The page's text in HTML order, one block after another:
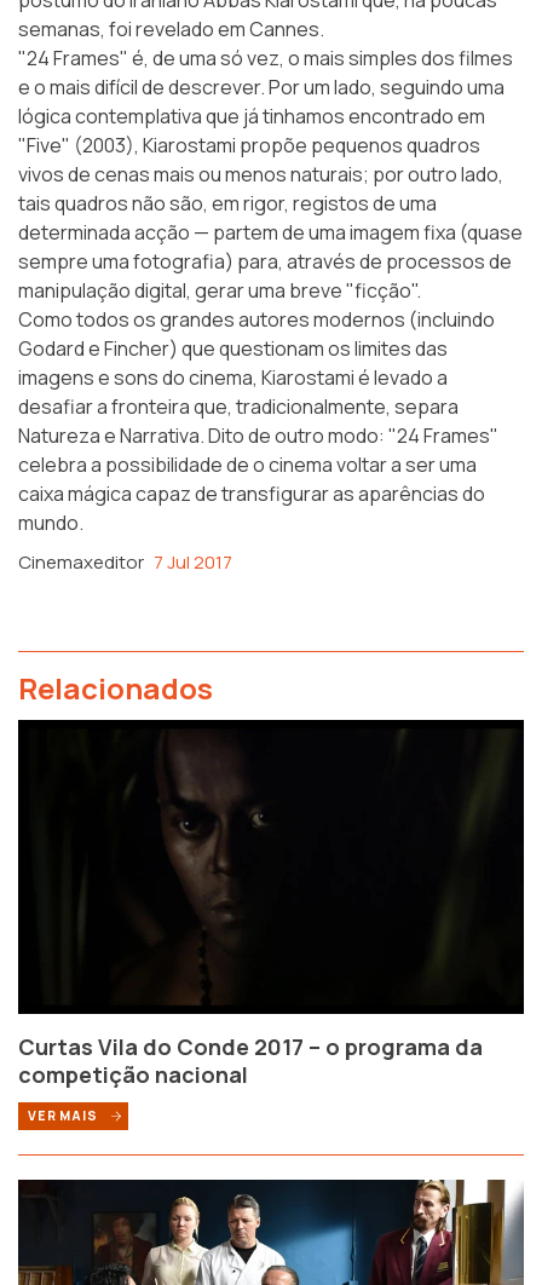
semanas, foi revelado emCannes.
"24 Frames" é, de uma só vez, o mais simples dos filmes
e o mais difícil de descrever. Por um lado, seguindo uma
lógica contemplativa que já tinhamos encontrado em
"Five" (2003), Kiarostami propõe pequenos quadros
vivos de cenas mais ou menos naturais; por outro lado,
tais quadros não são, em rigor, registos de uma
determinada acção — partem de uma imagem fixa (quase
sempre uma fotografia) para, através de processos de
manipulação digital, gerar uma breve "ficção".
Como todos os grandes autores modernos (incluindo
Godard e Fincher) que questionam os limites das
imagens e sons do cinema, Kiarostami é levado a
desafiar a fronteira que, tradicionalmente, separa
Natureza e Narrativa. Dito de outro modo: "24 Frames"
celebra a possibilidade de o cinema voltar a ser uma
caixa mágica capaz de transfigurar as aparências do
mundo.
Cinemaxeditor 7 Jul 2017
Relacionados
Curtas Vila do Conde 2017 – o programa da
competição nacional
VER MAIS